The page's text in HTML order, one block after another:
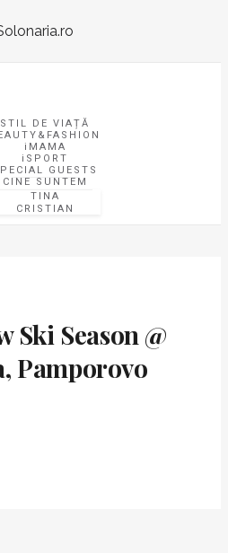
STIL DE VIAȚĂ
iMAMA
iSPORT
GUESTS
CINE SUNTEM
TINA
CRISTIAN
Ski Season @
Pamporovo